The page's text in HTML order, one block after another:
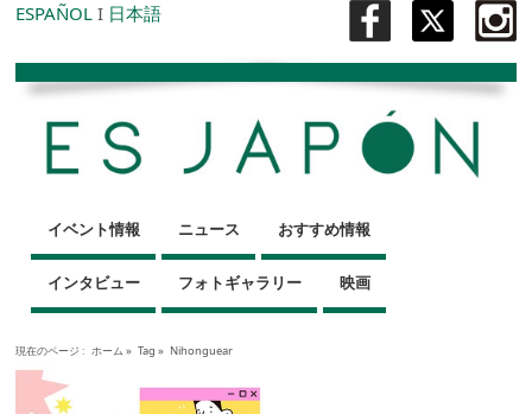
ESPAÑOL I 日本語
イベント情報 ニュース おすすめ情報
インタビュー フォトギャラリー 映画
現在のページ : ホーム » Tag » Nihonguear